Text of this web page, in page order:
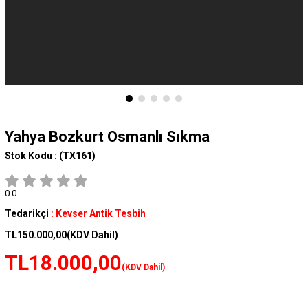
Yahya Bozkurt Osmanlı Sıkma
Stok Kodu : (TX161)
0.0
Tedarikçi : Kevser Antik Tesbih
TL150.000,00(KDV Dahil)
TL18.000,00(KDV Dahil)